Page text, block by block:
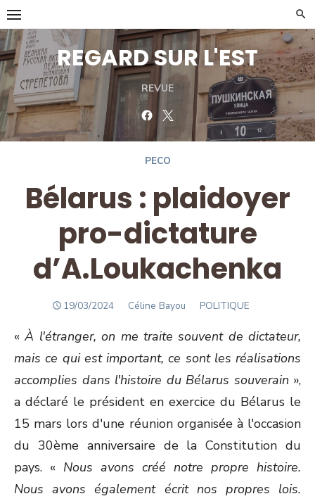
Skip
to
content
REGARD SUR L'EST
REVUE
FacebookTwitter
PECO
Bélarus : plaidoyer
pro-dictature
d’A.Loukachenka
POSTED
19/03/2024 Author
Céline Bayou POLITIQUE
«À l'étranger, on me traite souvent de dictateur,
mais ce qui est important, ce sont les réalisations
accomplies dans l'histoire du Bélarus souverain »,
a déclaré le président en exercice du Bélarus le
15 mars lors d'une réunion organisée à l'occasion
du 30èmeanniversaire de la Constitution du
pays. « Nous avons créé notre propre histoire.
Nous avons également écrit nos propres lois.